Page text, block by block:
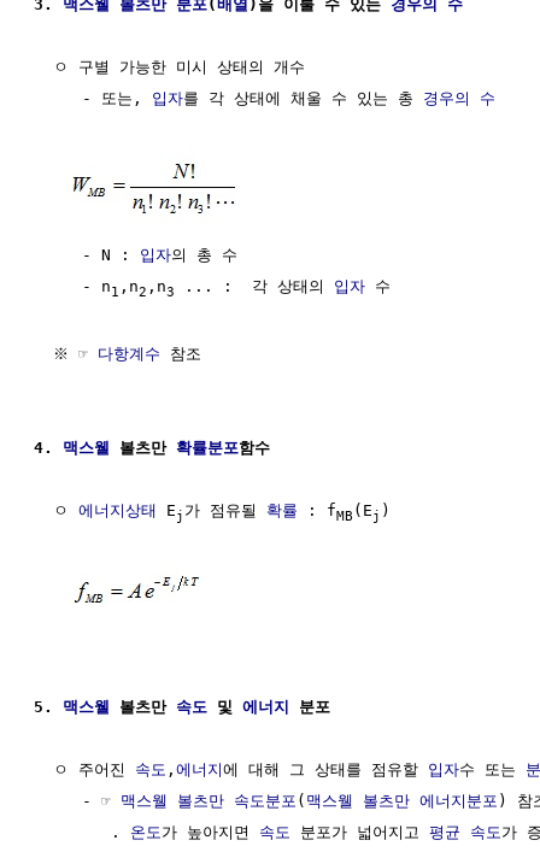
3. 맥스웰 볼츠만 분포 (배열 )을 이룰 수 있는 경우의 수
  ㅇ 구별 가능한 미시 상태의 개수
     - 또는,
입자를 각 상태에 채울 수 있는 총 경우의 수
     - N :
입자의 총 수
     - n
1 ,n2 ,n3 ... :  각 상태의 입자 수
  ※ ☞
다항계수 참조
4. 맥스웰 볼츠만 확률분포함수
  ㅇ
에너지상태 Ej 가 점유될 확률 : fMB (Ej )
5. 맥스웰 볼츠만 속도 및 에너지 분포
  ㅇ 주어진
속도 , 에너지에 대해 그 상태를 점유할 입자수 또는
     - ☞
맥스웰 볼츠만 속도분포 ( 맥스웰 볼츠만 에너지분포 ) 참
        .
온도 가 높아지면 속도 분포가 넓어지고 평균 속도 가